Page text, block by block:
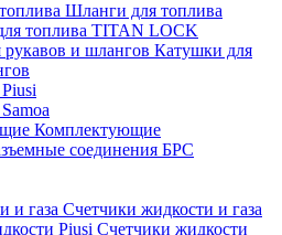
Шланги для топлива
топлива TITAN LOCK
Катушки для
Комплектующие
соединения БРС
Счетчики жидкости и газа
Счетчики жидкости